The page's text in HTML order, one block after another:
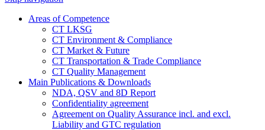
Areas of Competence
CT LKSG
CT Environment & Compliance
CT Market & Future
CT Transportation & Trade Compliance
CT Quality Management
Main Publications & Downloads
NDA, QSV and 8D Report
Confidentiality agreement
Agreement on Quality Assurance incl. and excl.
Liability and GTC regulation